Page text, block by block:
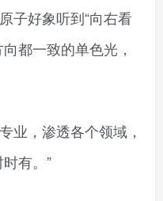
子好象听到“向右看
都一致的单色光，
业，渗透各个领域，
时有。”